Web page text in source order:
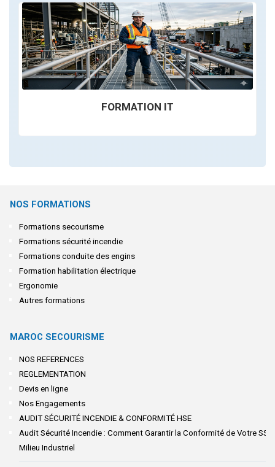
FORMATION IT
NOS FORMATIONS
Formations secourisme
Formations sécurité incendie
Formations conduite des engins
Formation habilitation électrique
Ergonomie
Autres formations
MAROC SECOURISME
NOS REFERENCES
REGLEMENTATION
Devis en ligne
Nos Engagements
AUDIT SÉCURITÉ INCENDIE & CONFORMITÉ HSE
Audit Sécurité Incendie : Comment Garantir la Conformité de Votre SSI
Milieu Industriel